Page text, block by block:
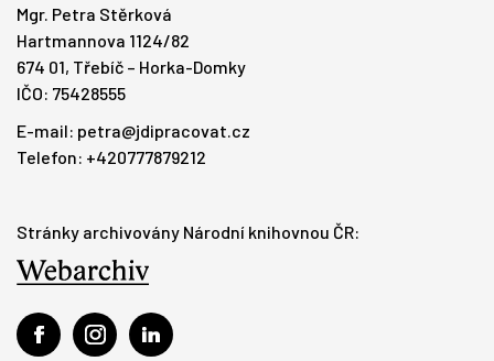
Mgr. Petra Stěrková
Hartmannova 1124/82
674 01, Třebíč – Horka-Domky
IČO: 75428555
E-mail: petra@jdipracovat.cz
Telefon: +420777879212
Stránky archivovány Národní knihovnou ČR: